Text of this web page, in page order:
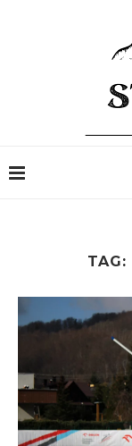
TAG: